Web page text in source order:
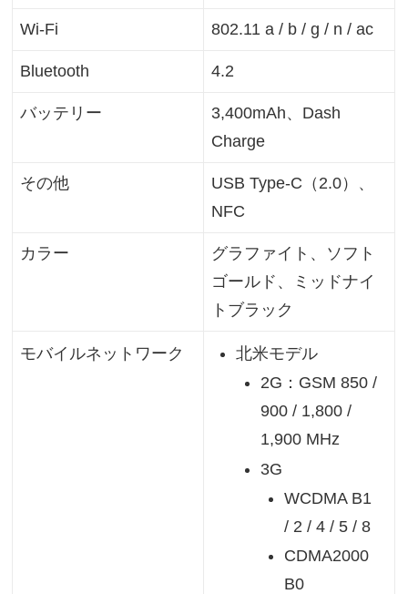
Wi-Fi 802.11 a / b / g / n / ac
Bluetooth 4.2
バッテリー
3,400mAh、Dash
Charge
その他
USB Type-C（2.0）、
NFC
カラー
グラファイト、ソフト
ゴールド、ミッドナイ
トブラック
モバイルネットワーク
北米モデル
2G：GSM 850 /
900 / 1,800 /
1,900 MHz
3G
WCDMA B1
/ 2 / 4 / 5 / 8
CDMA2000
B0